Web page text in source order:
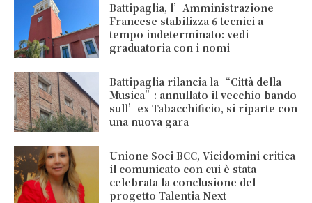
Battipaglia, l’Amministrazione
Francese stabilizza 6 tecnici a
tempo indeterminato: vedi
graduatoria con i nomi
Battipaglia rilancia la “Città della
Musica”: annullato il vecchio bando
sull’ex Tabacchificio, si riparte con
una nuova gara
Unione Soci BCC, Vicidomini critica
il comunicato con cui è stata
celebrata la conclusione del
progetto Talentia Next